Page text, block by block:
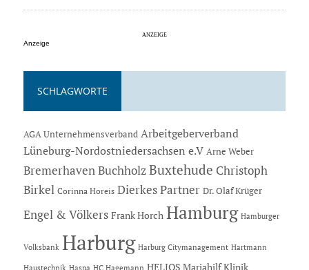
Anzeige
SCHLAGWORTE
AGA Unternehmensverband Arbeitgeberverband
Lüneburg-Nordostniedersachsen e.V Arne Weber
Bremerhaven Buchholz Buxtehude Christoph
Birkel Corinna Horeis Dierkes Partner Dr. Olaf Krüger
Engel & Völkers Frank Horch Hamburg Hamburger
Volksbank Harburg Harburg Citymanagement Hartmann
Haustechnik Haspa HC Hagemann HELIOS Mariahilf Klinik